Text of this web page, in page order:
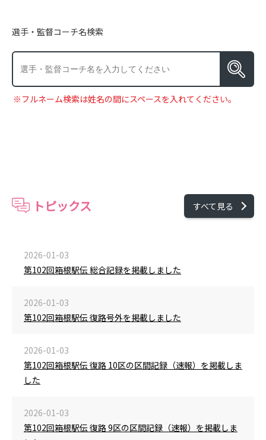
選手・監督コーチ名検索
※フルネーム検索は姓名の間にスペースを入れてください。
トピックス すべて見る
2026-01-03
第102回箱根駅伝 総合記録を掲載しました
2026-01-03
第102回箱根駅伝 復路号外を掲載しました
2026-01-03
第102回箱根駅伝 復路 10区の区間記録（速報）を掲載しま
した
2026-01-03
第102回箱根駅伝 復路 9区の区間記録（速報）を掲載しま